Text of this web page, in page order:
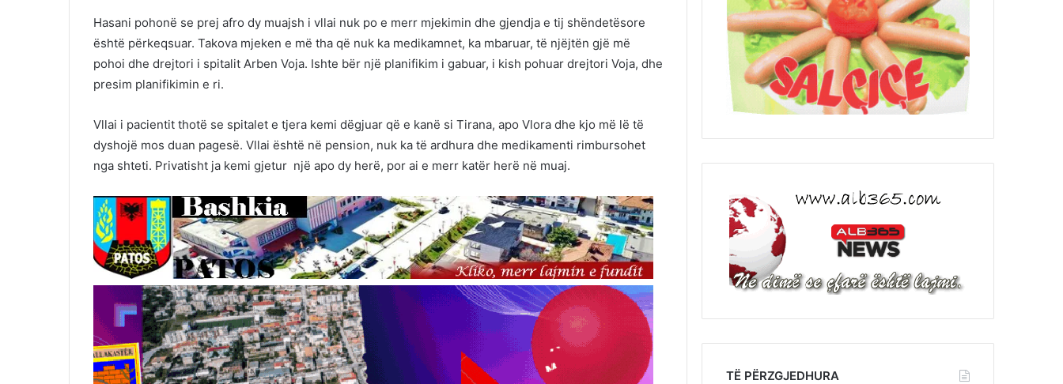
Hasani pohonë se prej afro dy muajsh i vllai nuk po e merr mjekimin dhe gjendja e tij shëndetësore
është përkeqsuar. Takova mjeken e më tha që nuk ka medikamnet, ka mbaruar, të njëjtën gjë më
pohoi dhe drejtori i spitalit Arben Voja. Ishte bër një planifikim i gabuar, i kish pohuar drejtori Voja, dhe
presim planifikimin e ri.
Vllai i pacientit thotë se spitalet e tjera kemi dëgjuar që e kanë si Tirana, apo Vlora dhe kjo më lë të
dyshojë mos duan pagesë. Vllai është në pension, nuk ka të ardhura dhe medikamenti rimbursohet
nga shteti. Privatisht ja kemi gjetur një apo dy herë, por ai e merr katër herë në muaj.
TË PËRZGJEDHURA